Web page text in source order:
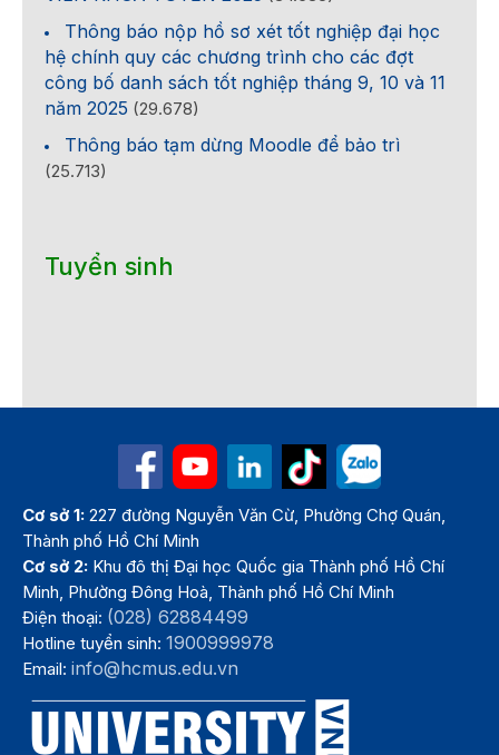
Thông báo nộp hồ sơ xét tốt nghiệp đại học
hệ chính quy các chương trình cho các đợt
công bố danh sách tốt nghiệp tháng 9, 10 và 11
năm 2025 (29.678)
Thông báo tạm dừng Moodle để bảo trì
(25.713)
Tuyển sinh
Cơ sở 1: 227 đường Nguyễn Văn Cừ, Phường Chợ Quán,
Thành phố Hồ Chí Minh
Cơ sở 2: Khu đô thị Đại học Quốc gia Thành phố Hồ Chí
Minh, Phường Đông Hoà, Thành phố Hồ Chí Minh
Điện thoại: (028) 62884499
Hotline tuyển sinh:1900999978
Email:info@hcmus.edu.vn